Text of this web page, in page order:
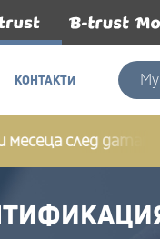
КОНТАКТИ
датата на